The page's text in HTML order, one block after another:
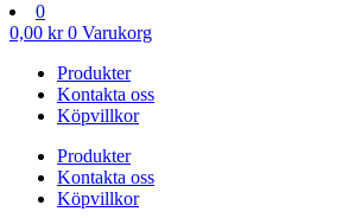
0
0,00 kr 0 Varukorg
Produkter
Kontakta oss
Köpvillkor
Produkter
Kontakta oss
Köpvillkor